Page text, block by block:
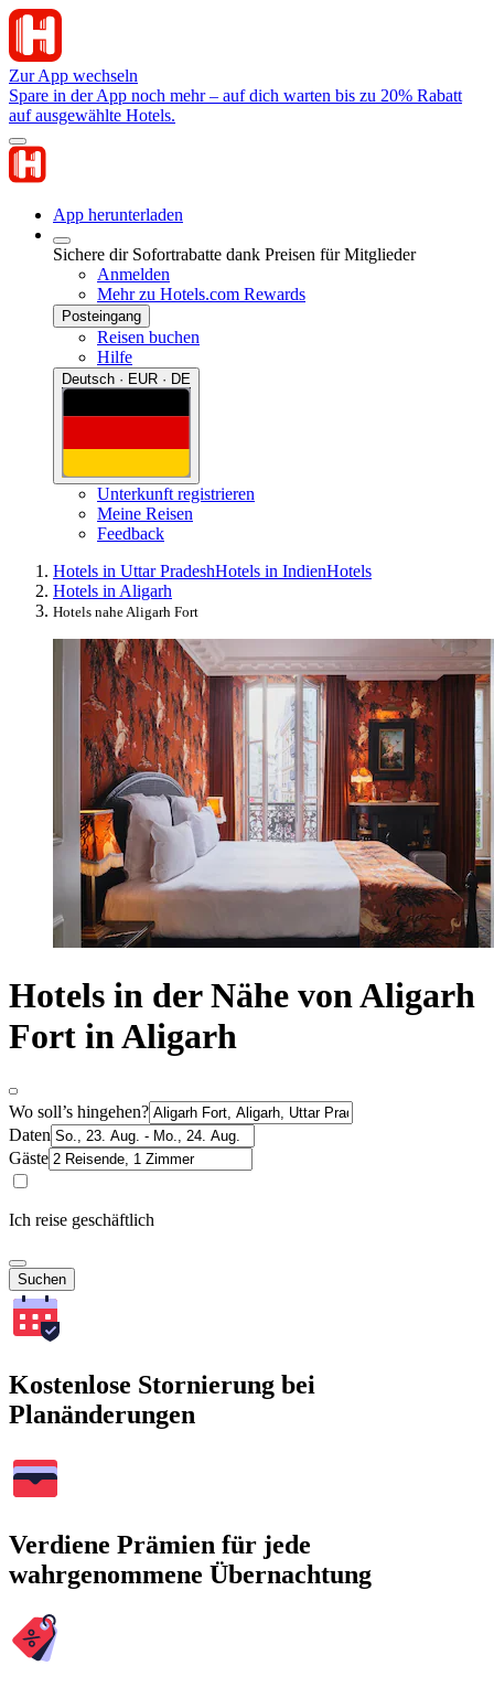
Zur App wechseln
Spare in der App noch mehr – auf dich warten bis zu 20% Rabatt
auf ausgewählte Hotels.
App herunterladen
Sichere dir Sofortrabatte dank Preisen für Mitglieder
Anmelden
Mehr zu Hotels.com Rewards
Posteingang
Reisen buchen
Hilfe
Deutsch · EUR · DE
Unterkunft registrieren
Meine Reisen
Feedback
Hotels in Uttar PradeshHotels in IndienHotels
Hotels in Aligarh
Hotels nahe Aligarh Fort
Hotels in der Nähe von Aligarh
Fort in Aligarh
Wo soll’s hingehen?
Daten
Gäste
Ich reise geschäftlich
Suchen
Kostenlose Stornierung bei
Planänderungen
Verdiene Prämien für jede
wahrgenommene Übernachtung